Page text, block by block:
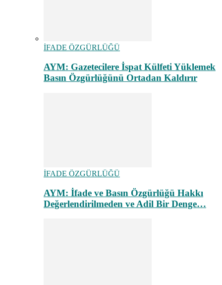
İFADE ÖZGÜRLÜĞÜ
AYM: Gazetecilere İspat Külfeti Yüklemek
Basın Özgürlüğünü Ortadan Kaldırır
İFADE ÖZGÜRLÜĞÜ
AYM: İfade ve Basın Özgürlüğü Hakkı
Değerlendirilmeden ve Adil Bir Denge…